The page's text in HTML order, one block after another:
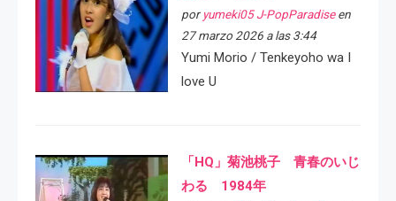
por yumeki05 J-PopParadiseen
27 marzo 2026 a las 3:44
Yumi Morio / Tenkeyoho wa I
love U
「HQ」菊池桃子 青春のいじ
わる 1984年